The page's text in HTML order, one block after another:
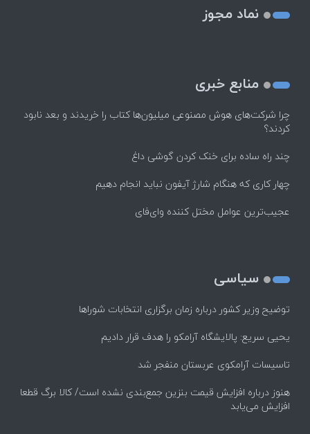
نماد مجوز
منابع خبری
چرا شرکت‌های هوش مصنوعی میلیون‌ها کتاب را خریدند و بعد نابود
کردند؟
چند راه‌ ساده برای خنک کردن گوشی داغ
چهار کاری که هنگام شارژ آیفون نباید انجام دهیم
عجیب‌ترین عوامل مختل کننده وای‌فای
سیاسی
توضیح وزیر کشور درباره زمان برگزاری انتخابات شوراها
یحیی سریع: پالایشگاه آرامکو را هدف قرار دادیم
تاسیسات آرامکوی عربستان منفجر شد
هنوز درباره افزایش قیمت بنزین جمع‌بندی نشده است/ کالا برگ قطعا
افزایش می‌یابد